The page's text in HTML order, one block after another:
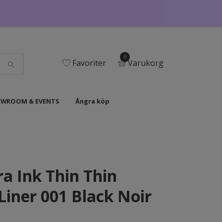
Favoriter
0
Varukorg
& EVENTS Ångra köp
Ink Thin Thin
001 Black Noir